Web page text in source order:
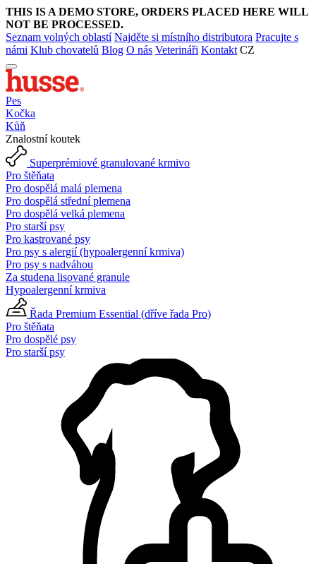
THIS IS A DEMO STORE, ORDERS PLACED HERE WILL
NOT BE PROCESSED.
Seznam volných oblastí Najděte si místního distributora Pracujte s
námi Klub chovatelů Blog O nás Veterináři Kontakt CZ
Pes
Kočka
Kůň
Znalostní koutek
Superprémiové granulované krmivo
Pro štěňata
Pro dospělá malá plemena
Pro dospělá střední plemena
Pro dospělá velká plemena
Pro starší psy
Pro kastrované psy
Pro psy s alergií (hypoalergenní krmiva)
Pro psy s nadváhou
Za studena lisované granule
Hypoalergenní krmiva
Řada Premium Essential (dříve řada Pro)
Pro štěňata
Pro dospělé psy
Pro starší psy